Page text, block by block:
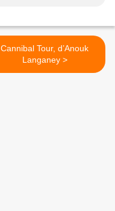
Cannibal Tour, d’Anouk
Langaney >